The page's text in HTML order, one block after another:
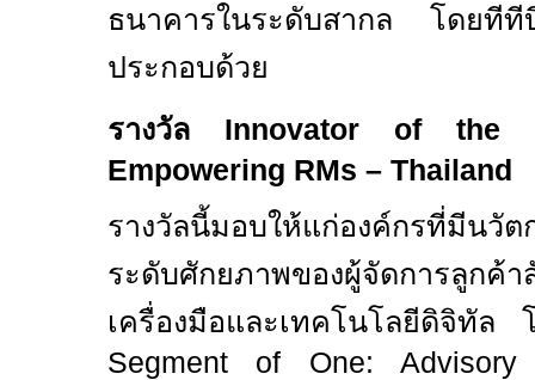
ธนาคารในระดับสากล โด
ประกอบด้วย
รางวัล Innovator of the
Empowering RMs – Thailand
รางวัลนี้มอบให้แก่องค์กรที่มีนวัต
ระดับศักยภาพของผู้จัดการลูก
เครื่องมือและเทคโนโลยีดิจิทัล
Segment of One: Advisory